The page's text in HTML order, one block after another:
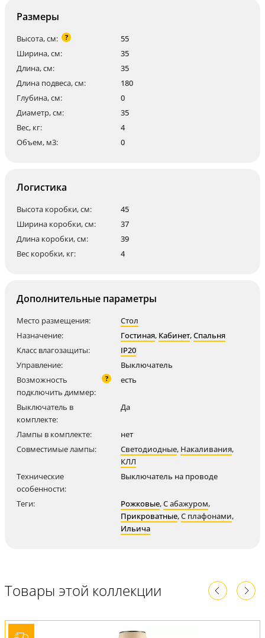
Размеры
Высота, см: ?
55
Ширина, см:
35
Длина, см:
35
Длина подвеса, см:
180
Глубина, см:
0
Диаметр, см:
35
Вес, кг:
4
Объем, м3:
0
Логистика
Высота коробки, см:
45
Ширина коробки, см:
37
Длина коробки, см:
39
Вес коробки, кг:
4
Дополнительные параметры
Место размещения:
Стол
Назначение:
Гостиная, Кабинет,Спальня
Класс влагозащиты:
IP20
Управление:
Выключатель
Возможность
подключить диммер:
? есть
Выключатель в
комплекте:
Да
Лампы в комплекте:
нет
Совместимые лампы:
Светодиодные, Накаливания,
КЛЛ
Технические
особенности:
Выключатель на проводе
Теги: Рожковые,С абажуром,
Прикроватные,С плафонами,
Ильича
Товары этой коллекции